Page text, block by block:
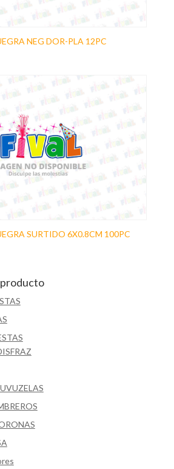
NEG DOR-PLA 12PC
SURTIDO 6X0.8CM 100PC